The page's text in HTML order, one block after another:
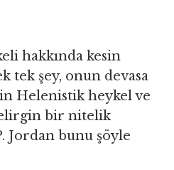
hakkında kesin
tek şey, onun devasa
Helenistik heykel ve
bir nitelik
Jordan bunu şöyle